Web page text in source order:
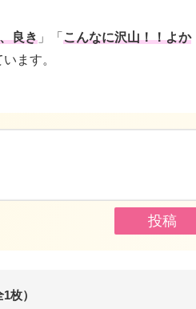
良き 」「 こんなに沢山！！よか
ます。
枚）